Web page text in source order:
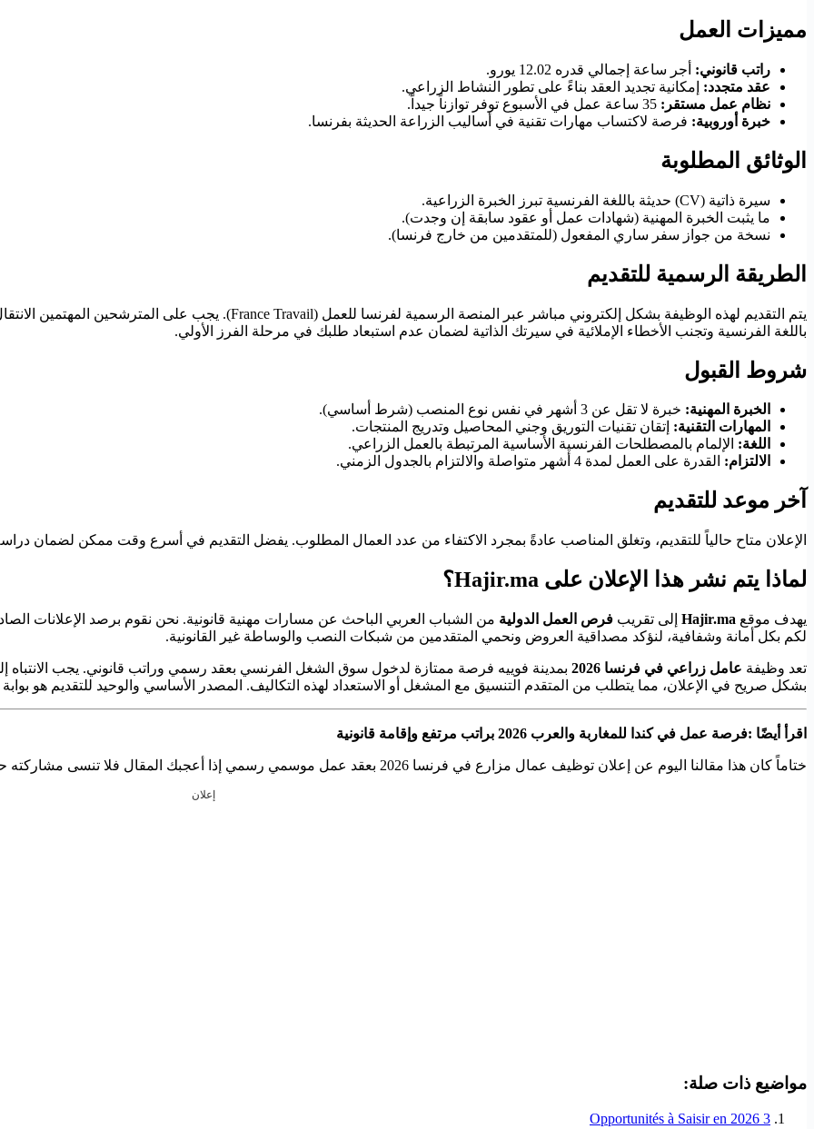
مميزات العمل
راتب قانوني: أجر ساعة إجمالي قدره 12.02 يورو.
عقد متجدد: إمكانية تجديد العقد بناءً على تطور النشاط الزراعي.
نظام عمل مستقر:
خبرة أوروبية: فرصة لاكتساب مهارات تقنية في أساليب الزراعة الحديثة بفرنسا.
الوثائق المطلوبة
سيرة ذاتية (CV) حديثة باللغة الفرنسية تبرز الخبرة الزراعية.
ما يثبت الخبرة المهنية (شهادات عمل أو عقود سابقة إن وجدت).
نسخة من جواز سفر ساري المفعول (للمتقدمين من خارج فرنسا).
الطريقة الرسمية للتقديم
يتم التقديم لهذه الوظيفة بشكل إلكتروني مباشر عبر المنصة الرسمية لفرنسا للعمل (France Travail). يجب على المترشحين المهتمين الانتقال إلى الرابط التالي:
باللغة الفرنسية وتجنب الأخطاء الإملائية في سيرتك الذاتية لضمان عدم استبعاد طلبك في مرحلة الفرز الأولي.
شروط القبول
الخبرة المهنية: خبرة لا تقل عن 3 أشهر في نفس نوع المنصب (شرط أساسي).
المهارات التقنية: إتقان تقنيات التوريق وجني المحاصيل وتدريج المنتجات.
اللغة: الإلمام بالمصطلحات الفرنسية الأساسية المرتبطة بالعمل الزراعي.
الالتزام: القدرة على العمل لمدة 4 أشهر متواصلة والالتزام بالجدول الزمني.
آخر موعد للتقديم
الإعلان متاح حالياً للتقديم، وتغلق المناصب عادةً بمجرد الاكتفاء من عدد العمال المطلوب. يفضل التقديم في أسرع وقت ممكن لضمان دراسة
لماذا يتم نشر هذا الإعلان على Hajir.ma؟
يهدف موقع Hajir.ma إلى تقريب فرص العمل الدولية
لكم بكل أمانة وشفافية، لنؤكد مصداقية العروض ونحمي المتقدمين من شبكات النصب والوساطة غير القانونية.
تعد وظيفة عامل زراعي في فرنسا 2026
بمدينة فوييه فرصة ممتازة لدخول سوق الشغل الفرنسي بعقد رسمي وراتب قانوني. يجب الانتباه
بشكل صريح في الإعلان، مما يتطلب من المتقدم التنسيق مع المشغل أو الاستعداد لهذه التكاليف. المصدر الأساسي والوحيد للتقديم هو
اقرأ أيضًا :فرصة عمل في كندا للمغاربة والعرب 2026 براتب مرتفع وإقامة قانونية
ختاماً كان هذا مقالنا اليوم عن إعلان توظيف عمال مزارع في فرنسا 2026 بعقد عمل موسمي رسمي إذا أعجبك المقال فلا تنسى مشاركته حتى يستفيد منه الآخرون.
إعلان
مواضيع ذات صلة:
3 Opportunités à Saisir en 2026